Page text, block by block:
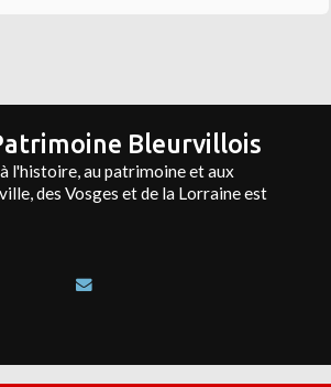
Bleurvillois
l'histoire, au patrimoine et aux
des Vosges et de la Lorraine est